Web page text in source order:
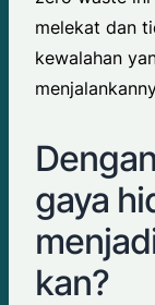
melekat dan
kewalahan
gaya
kan?